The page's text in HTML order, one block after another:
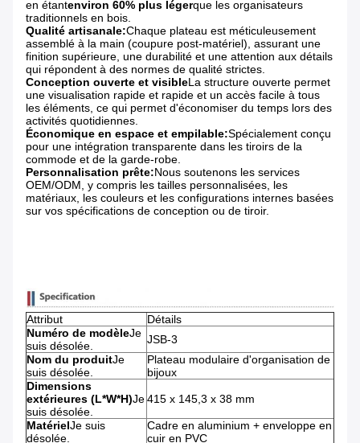
en étantenviron 60% plus légerque les organisateurs
traditionnels en bois.
Qualité artisanale:Chaque plateau est méticuleusement
assemblé à la main (coupure post-matériel), assurant une
finition supérieure, une durabilité et une attention aux détails
qui répondent à des normes de qualité strictes.
Conception ouverte et visibleLa structure ouverte permet
une visualisation rapide et rapide et un accès facile à tous
les éléments, ce qui permet d'économiser du temps lors des
activités quotidiennes.
Économique en espace et empilable:Spécialement conçu
pour une intégration transparente dans les tiroirs de la
commode et de la garde-robe.
Personnalisation prête:Nous soutenons les services
OEM/ODM, y compris les tailles personnalisées, les
matériaux, les couleurs et les configurations internes basées
sur vos spécifications de conception ou de tiroir.
Attribut
Détails
Numéro de modèleJe
suis désolée.
JSB-3
Nom du produitJe
suis désolée.
Plateau modulaire d'organisation de
bijoux
Dimensions
extérieures (L*W*H)Je
suis désolée.
415 x 145,3 x 38 mm
MatérielJe suis
désolée.
Cadre en aluminium + enveloppe en
cuir en PVC